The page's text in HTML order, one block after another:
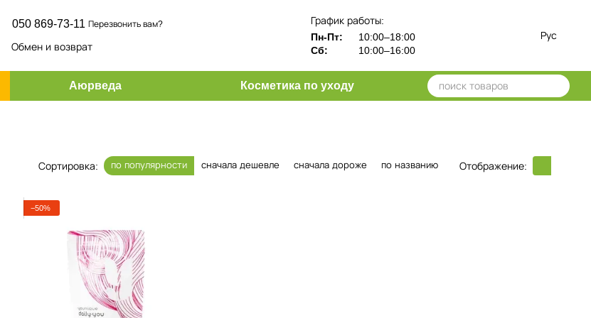
050 869-73-11 Перезвонить вам?
Обмен и возврат
График работы:
Пн-Пт:
10:00–18:00
Сб:
10:00–16:00
Рус
Аюрведа Косметика по уходу
Сортировка: по популярности сначала дешевле сначала дороже по названию Отображение:
−50%